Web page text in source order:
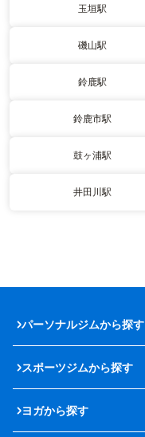
玉垣駅
磯山駅
鈴鹿駅
鈴鹿市駅
鼓ヶ浦駅
井田川駅
パーソナルジムから探す
スポーツジムから探す
ヨガから探す